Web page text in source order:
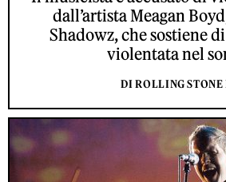
dall’artista Meagan
Shadowz, che sostiene
violentata nel
DI ROLLING STONE